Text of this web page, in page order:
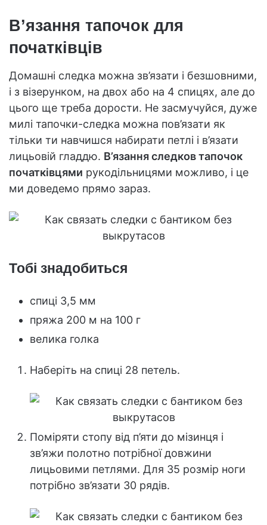
В’язання тапочок для
початківців
Домашні следка можна зв’язати і безшовними,
і з візерунком, на двох або на 4 спицях, але до
цього ще треба дорости. Не засмучуйся, дуже
милі тапочки-следка можна пов’язати як
тільки ти навчишся набирати петлі і в’язати
лицьовій гладдю. В’язання следков тапочок
початківцями рукодільницями можливо, і це
ми доведемо прямо зараз.
Тобі знадобиться
спиці 3,5 мм
пряжа 200 м на 100 г
велика голка
Наберіть на спиці 28 петель.
Поміряти стопу від п’яти до мізинця і
зв’яжи полотно потрібної довжини
лицьовими петлями. Для 35 розмір ноги
потрібно зв’язати 30 рядів.